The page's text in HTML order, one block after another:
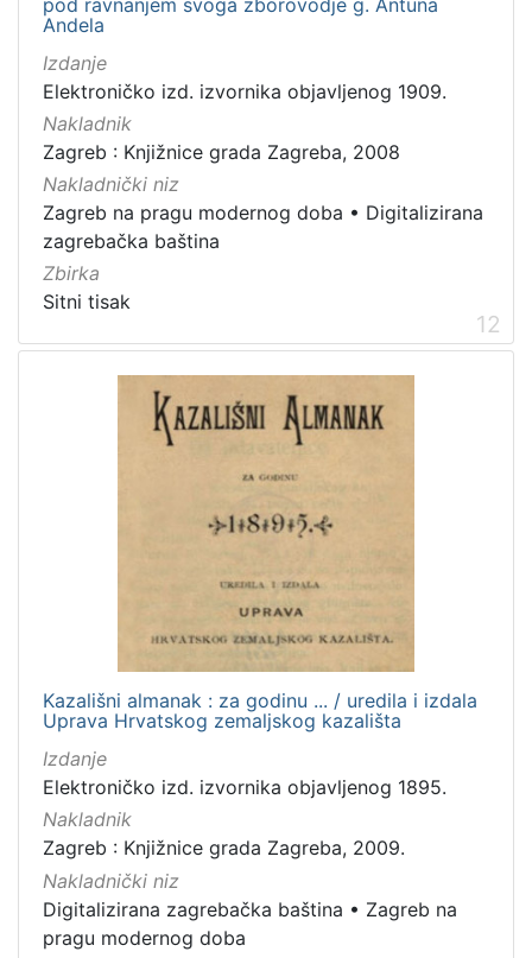
Andela
Izdanje
Elektroničko izd. izvornika objavljenog 1909.
Nakladnik
Zagreb : Knjižnice grada Zagreba, 2008
Nakladnički niz
Zagreb na pragu modernog doba • Digitalizirana
zagrebačka baština
Zbirka
Sitni tisak
12
Kazališni almanak : za godinu ... / uredila i izdala
Uprava Hrvatskog zemaljskog kazališta
Izdanje
Elektroničko izd. izvornika objavljenog 1895.
Nakladnik
Zagreb : Knjižnice grada Zagreba, 2009.
Nakladnički niz
Digitalizirana zagrebačka baština • Zagreb na
pragu modernog doba